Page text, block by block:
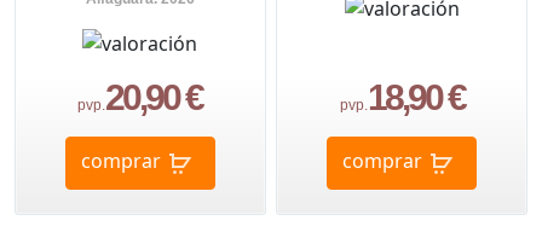
pvp. 20,90 €
comprar
pvp. 18,90 €
comprar